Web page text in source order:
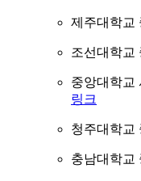
제주대학교
조선대학교
중앙대학교
링크
청주대학교
충남대학교